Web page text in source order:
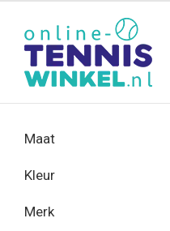
inhoud
Maat
Kleur
Merk